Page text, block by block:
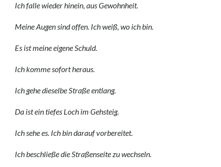
Ich falle wieder hinein, aus Gewohnheit.
Meine Augen sind offen. Ich weiß, wo ich bin.
Es ist meine eigene Schuld.
Ich komme sofort heraus.
Ich gehe dieselbe Straße entlang.
Da ist ein tiefes Loch im Gehsteig.
Ich sehe es. Ich bin darauf vorbereitet.
Ich beschließe die Straßenseite zu wechseln.